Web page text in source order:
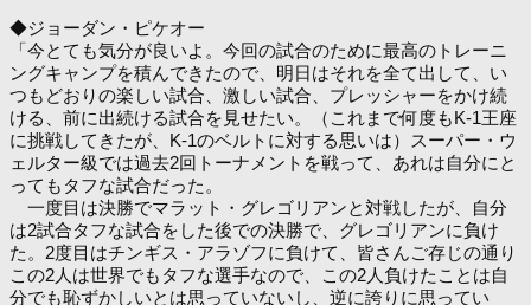
◆ジョーダン・ピケオー
「今とても気分が良いよ。今回の試合のために最高のトレーニ
ングキャンプを積んできたので、明日はそれを全て出して、い
つもどおりの楽しい試合、激しい試合、プレッシャーをかけ続
ける、前に出続ける試合を見せたい。（これまで何度もK-1王座
に挑戦してきたが、K-1のベルトに対する思いは）スーパー・ウ
ェルター級では過去2回トーナメントを戦って、あれは自分にと
ってもタフな試合だった。
一度目は決勝でマラット・グレゴリアンと対戦したが、自分
は2試合タフな試合をした後での決勝で、グレゴリアンに負け
た。2度目はチンギス・アラゾフに負けて、皆さんご存じの通り
この2人は世界でもタフな選手なので、この2人負けたことは自
分でも恥ずかしいとは思っていないし、逆に誇りに思ってい